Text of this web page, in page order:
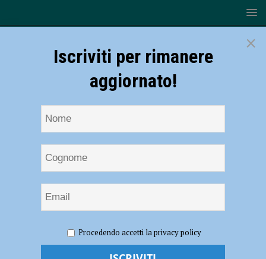
abbattuta alla polizia locale, incontro Comune-sindacati ma la Cgil
attacca: “Pretesto per attaccare il comandante”
×
Iscriviti per rimanere
aggiornato!
Procedendo accetti la privacy policy